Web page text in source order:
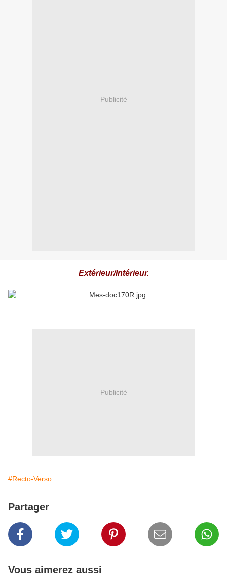
Publicité
Extérieur/Intérieur.
Publicité
#Recto-Verso
Partager
Vous aimerez aussi